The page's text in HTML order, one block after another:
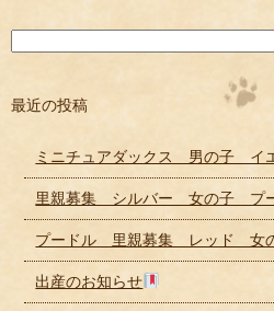
最近の投稿
ミニチュアダックス 男の子 イ
里親募集 シルバー 女の子 プ
プードル 里親募集 レッド 女
出産のお知らせ